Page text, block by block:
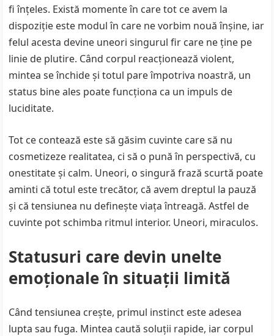
fi înțeles. Există momente în care tot ce avem la
dispoziție este modul în care ne vorbim nouă înșine, iar
felul acesta devine uneori singurul fir care ne ține pe
linie de plutire. Când corpul reacționează violent,
mintea se închide și totul pare împotriva noastră, un
status bine ales poate funcționa ca un impuls de
luciditate.
Tot ce contează este să găsim cuvinte care să nu
cosmetizeze realitatea, ci să o pună în perspectivă, cu
onestitate și calm. Uneori, o singură frază scurtă poate
aminti că totul este trecător, că avem dreptul la pauză
și că tensiunea nu definește viața întreagă. Astfel de
cuvinte pot schimba ritmul interior. Uneori, miraculos.
Statusuri care devin unelte
emoționale în situații limită
Când tensiunea crește, primul instinct este adesea
lupta sau fuga. Mintea caută soluții rapide, iar corpul